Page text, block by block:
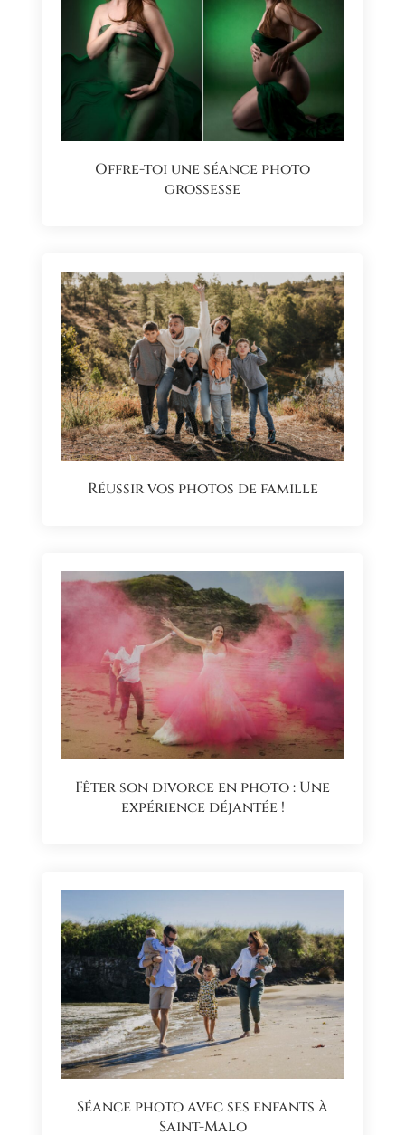
Offre-toi une séance photo
grossesse
Réussir vos photos de famille
Fêter son divorce en photo : Une
expérience déjantée !
Séance photo avec ses enfants à
Saint-Malo